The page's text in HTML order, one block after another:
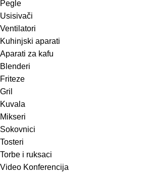
Pegle
Usisivači
Ventilatori
Kuhinjski aparati
Aparati za kafu
Blenderi
Friteze
Gril
Kuvala
Mikseri
Sokovnici
Tosteri
Torbe i ruksaci
Video Konferencija